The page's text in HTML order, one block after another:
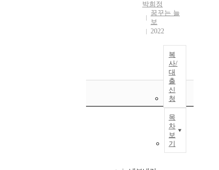
박희정
꿈꾸는 늘
보
2022
복
사/
대
출
신
청
목
차
보
기